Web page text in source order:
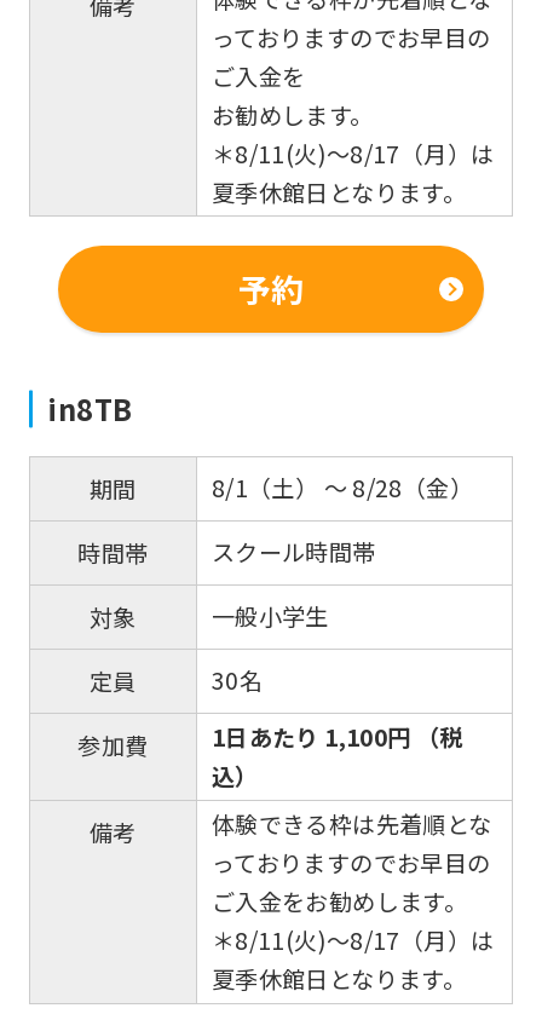
っておりますのでお早目の
ご入金を
お勧めします。
＊8/11(火)〜8/17（月）は
夏季休館日となります。
予約
in8TB
期間
8/1（土） 〜 8/28（金）
時間帯
スクール時間帯
対象
一般小学生
定員
30名
参加費
1日あたり 1,100円 （税
込）
備考
体験できる枠は先着順とな
っておりますのでお早目の
ご入金をお勧めします。
＊8/11(火)〜8/17（月）は
夏季休館日となります。
you
use
an
automatic
translation
service,
Japanese
version
website
will
be
translated
mechanically,
so
may
be
an
accurate
translation.
The
translation